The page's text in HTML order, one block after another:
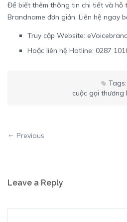
Để biết thêm thông tin chi tiết và hỗ
Brandname đơn giản. Liên hệ ngay
Truy cập Website:
Hoặc liên hệ Hotline: 0287
Tags:
cuộc gọi thương
Previous
Leave a Reply